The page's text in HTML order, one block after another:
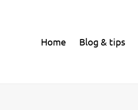
Home Blog & tips